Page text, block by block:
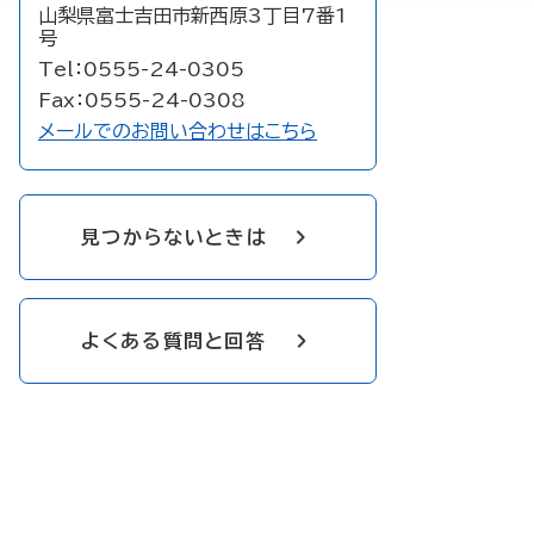
山梨県富士吉田市新西原3丁目7番1
号
Tel：0555-24-0305
Fax：0555-24-0308
メールでのお問い合わせはこちら
見つからないときは
よくある質問と回答